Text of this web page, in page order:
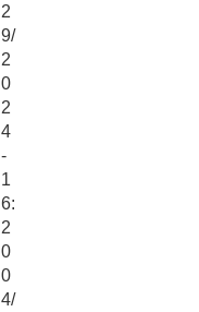
2
9/
2
0
2
4
-
1
6:
2
0
0
4/